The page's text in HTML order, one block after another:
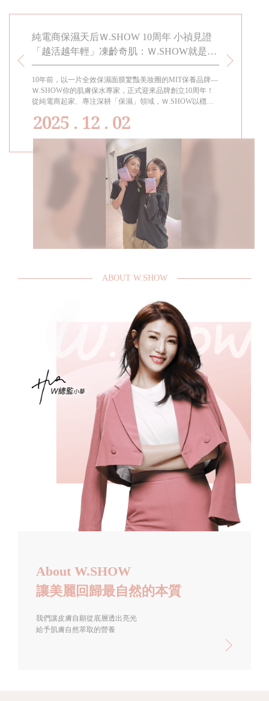
純電商保濕天后Ｗ.SHOW 10周年 小禎見證
「越活越年輕」凍齡奇肌：Ｗ.SHOW就是給
女兒的傳家寶
10年前，以一片全效保濕面膜驚豔美妝圈的MIT保養品牌—
Ｗ.SHOW你的肌膚保水專家，正式迎來品牌創立10周年！
從純電商起家、專注深耕「保濕」領域，Ｗ.SHOW以穩定
言人小禎見證品牌十年蛻變的美麗歷程，她自2015年代言至
活越年輕」的生活寫照。
2025 . 12 . 02
ABOUT W.SHOW
About W.SHOW
讓美麗回歸最自然的本質
我們讓皮膚自願從底層透出亮光
給予肌膚自然萃取的營養